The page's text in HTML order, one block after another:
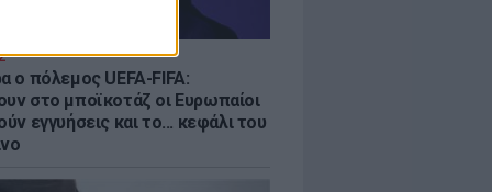
ο πόλεμος UEFA-FIFA:
στο μποϊκοτάζ οι Ευρωπαίοι
εγγυήσεις και το... κεφάλι του